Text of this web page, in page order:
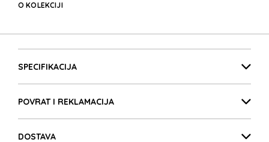
O KOLEKCIJI
SPECIFIKACIJA
POVRAT I REKLAMACIJA
DOSTAVA
PRO-DLX 6 PRO-DLX 6
PRO-DLX 6 PRO-DLX 6